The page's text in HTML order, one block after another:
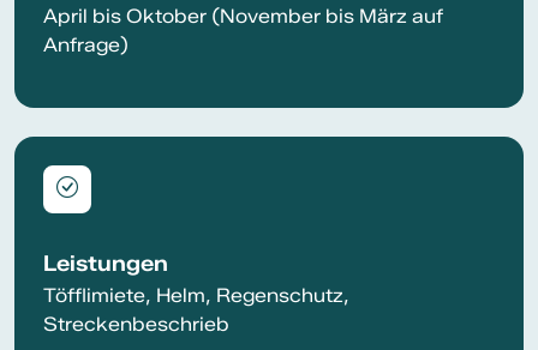
April bis Oktober (November bis März auf
Anfrage)
Leistungen
Töfflimiete, Helm, Regenschutz,
Streckenbeschrieb